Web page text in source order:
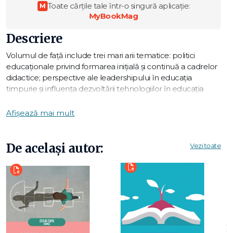
M Toate cărțile tale într-o singură aplicație:
MyBookMag
Descriere
Volumul de față include trei mari arii tematice: politici
educaționale privind formarea inițială și continuă a cadrelor
didactice; perspective ale leadershipului în educația
timpurie și influența dezvoltării tehnologiilor în educația
fac referire la profesionalizarea carierei didactice în educația
timpurie, dezvoltarea mentoratului pentru educație
timpurie, formarea profesorilor reflexivi, cu stare de bine,
eficienți, și care formează, respectând principiile echității,
micii candidați la umanitate. A doua tematică este detaliată
prin 6 capitole care subliniază valoarea liderului ca
promotor al dezvoltării instituțiilor de educație timpurie, al
managementului eficient și al asigurării calității educației. A
Afișează mai mult
De același autor: Vezi toate